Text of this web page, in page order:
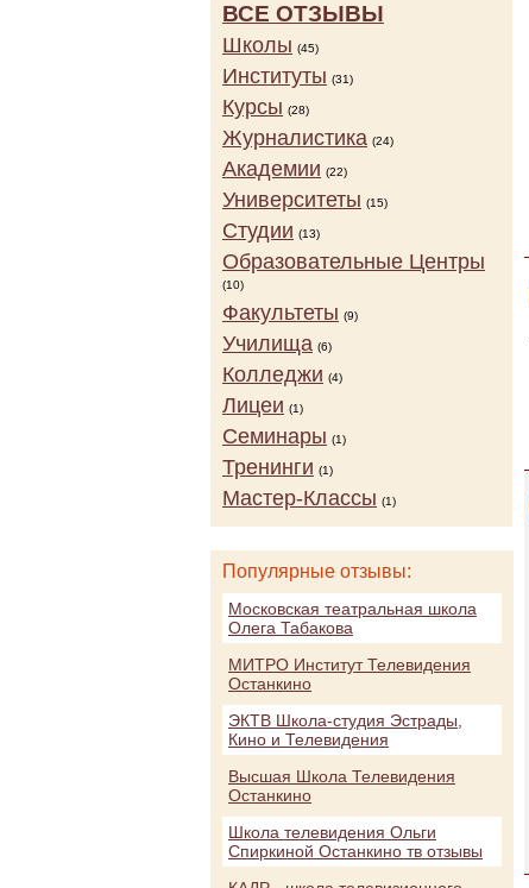
ВСЕ ОТЗЫВЫ
Школы (45)
Институты (31)
Курсы (28)
Журналистика (24)
Академии (22)
Университеты (15)
Студии (13)
Образовательные Центры
(10)
Факультеты (9)
Училища (6)
Колледжи (4)
Лицеи (1)
Семинары (1)
Тренинги (1)
Мастер-Классы (1)
Популярные отзывы:
Московская театральная школа
Олега Табакова
МИТРО Институт Телевидения
Останкино
ЭКТВ Школа-студия Эстрады,
Кино и Телевидения
Высшая Школа Телевидения
Останкино
Школа телевидения Ольги
Спиркиной Останкино тв отзывы